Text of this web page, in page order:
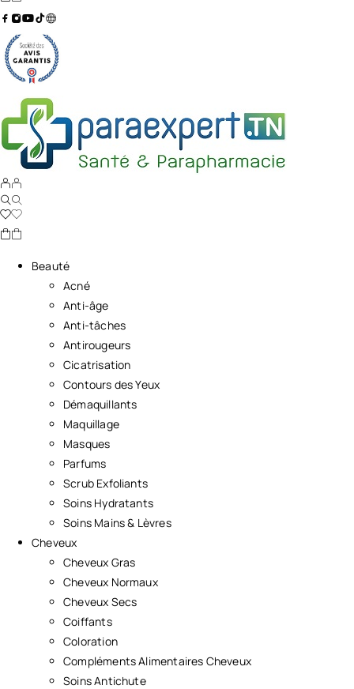
Beauté
Acné
Anti-âge
Anti-tâches
Antirougeurs
Cicatrisation
Contours des Yeux
Démaquillants
Maquillage
Masques
Parfums
Scrub Exfoliants
Soins Hydratants
Soins Mains & Lèvres
Cheveux
Cheveux Gras
Cheveux Normaux
Cheveux Secs
Coiffants
Coloration
Compléments Alimentaires Cheveux
Soins Antichute